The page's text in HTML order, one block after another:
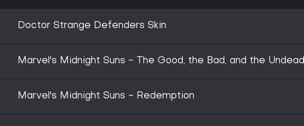
Doctor Strange Defenders Skin
Marvel's Midnight Suns - The Good, the Bad, and the Undead
Marvel's Midnight Suns - Redemption